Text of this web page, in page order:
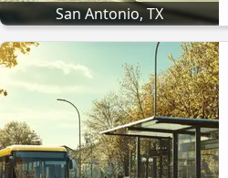
San Antonio, TX